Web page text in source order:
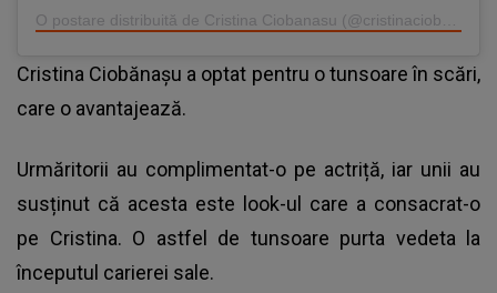
Cristina Ciobănașu a optat pentru o tunsoare în scări,
care o avantajează.
Urmăritorii au complimentat-o pe actriță, iar unii au
susținut că acesta este look-ul care a consacrat-o
pe Cristina. O astfel de tunsoare purta vedeta la
începutul carierei sale.